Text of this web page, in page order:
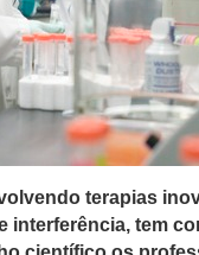
terapias
interferência, tem